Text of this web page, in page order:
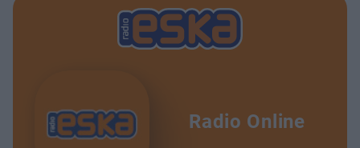
Radio Online